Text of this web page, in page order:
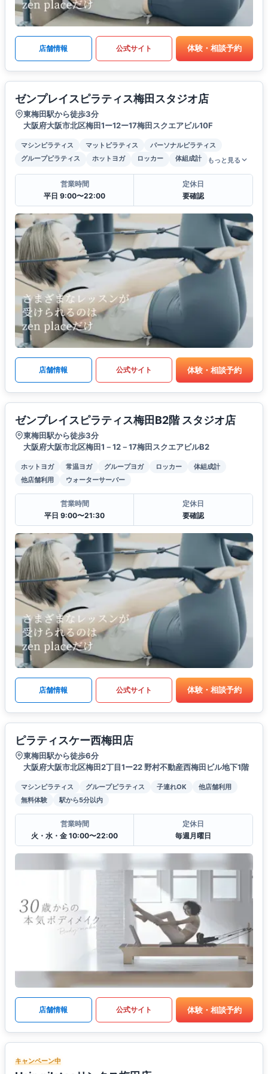
店舗情報 公式サイト 体験・相談予約
ゼンプレイスピラティス梅田スタジオ店
東梅田駅から徒歩3分
大阪府大阪市北区梅田1ー12ー17梅田スクエアビル10F
マシンピラティス マットピラティス
パーソナルピラティス
グループピラティス
ホットヨガ ロッカー 体組成計 もっと見る
営業時間
平日 9:00〜22:00
定休日
要確認
店舗情報 公式サイト 体験・相談予約
ゼンプレイスピラティス梅田B2階 スタジオ店
東梅田駅から徒歩3分
大阪府大阪市北区梅田1－12－17梅田スクエアビルB2
ホットヨガ 常温ヨガ グループヨガ ロッカー
体組成計
他店舗利用
ウォーターサーバー
営業時間
平日 9:00〜21:30
定休日
要確認
店舗情報 公式サイト 体験・相談予約
ピラティスケー西梅田店
東梅田駅から徒歩6分
大阪府大阪市北区梅田2丁目1ー22 野村不動産西梅田ビル地下1階
マシンピラティス グループピラティス 子連れOK
他店舗利用
無料体験
駅から5分以内
営業時間
火・水・金 10:00〜22:00
定休日
毎週月曜日
店舗情報 公式サイト 体験・相談予約
キャンペーン中